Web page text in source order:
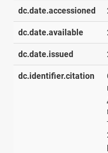
dc.date.accessioned
dc.date.available
dc.date.issued
dc.identifier.citation